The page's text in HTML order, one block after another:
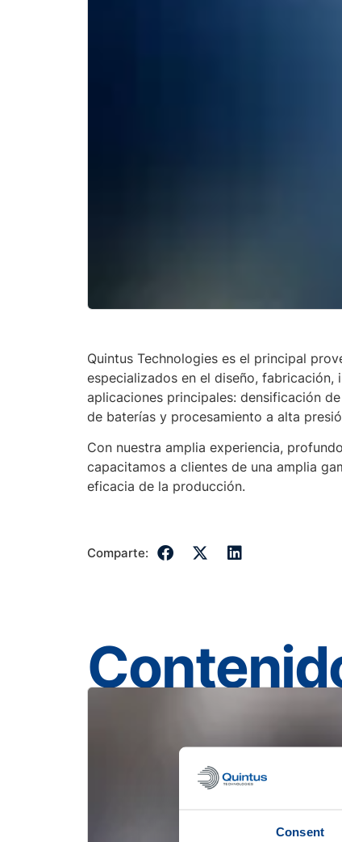
Consent
Quintus Technologies es el principal
especializados en el diseño,
aplicaciones principales: densificación
de baterías y procesamiento a alta
Con nuestra amplia experiencia,
capacitamos a clientes de una amplia
eficacia de la producción.
Comparte: